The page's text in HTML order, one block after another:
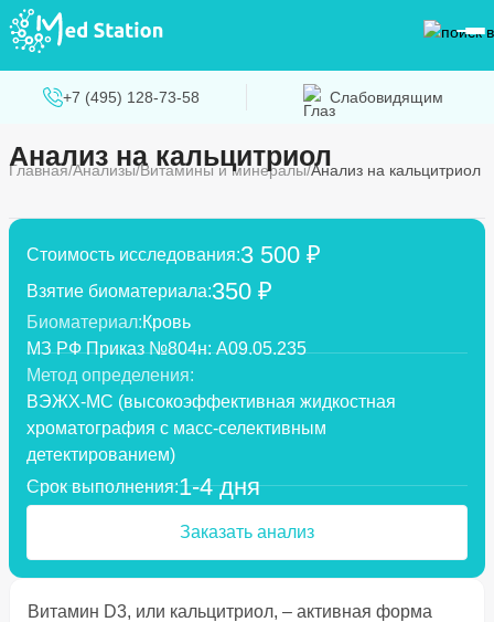
+7 (495) 128-73-58 Слабовидящим
Главная Анализы Витамины и минералы Анализ на кальцитриол
Анализ на кальцитриол
Стоимость исследования:3 500 ₽
Взятие биоматериала:350 ₽
Биоматериал:Кровь
МЗ РФ Приказ №804н: A09.05.235
Метод определения:
ВЭЖХ-МС (высокоэффективная жидкостная
хроматография с масс-селективным
детектированием)
Срок выполнения:1-4 дня
Заказать анализ
Витамин D3, или кальцитриол, – активная форма